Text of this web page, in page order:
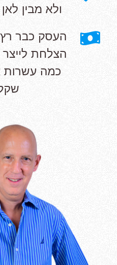
ולא מבין
העסק כבר
הצלחת
כמה עשרות